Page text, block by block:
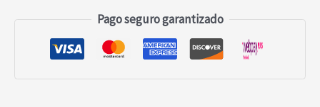
Pago seguro garantizado